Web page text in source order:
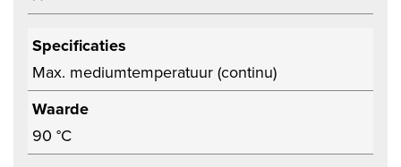
Specificaties
Max. mediumtemperatuur (continu)
Waarde
90 °C